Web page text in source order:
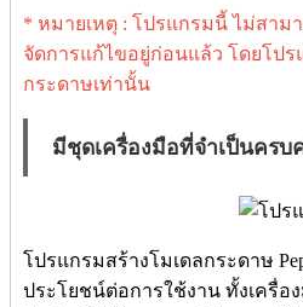
* หมายเหตุ : โปรแกรมนี้ ไม่สาม
จัดการแก้ไขอยู่ก่อนแล้ว โดยโป
กระดาษเท่านั้น
มีชุดเครื่องมือที่จำเป็นครบ
โปรแกรมสร้างโมเดลกระดาษ
ประโยชน์ต่อการใช้งาน ทั้งเครื่